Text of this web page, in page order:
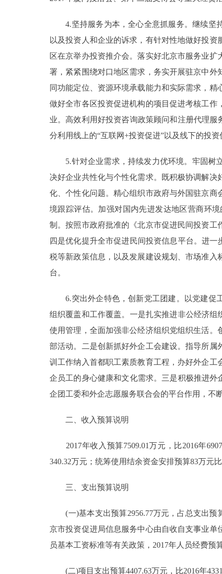
4.坚持服务为本，全心全意抓服务。继续坚持
以及投资人和企业的诉求，有针对性地做好投
区在京举办投资推介会。落实好北京市服务业
署，紧紧围绕对口地区需求，务实开展驻京中
同功能定位、资源环境承载能力和实际需求，
做好全市各区投资促进机构的项目促进考核工
业。高效利用好投资咨询政策顾问和注册代理
分利用线上的“互联网+投资促进”以及线下的投
5.针对企业需求，持续发力优环境。牢固树立
决好企业共性化与个性化需求。既积极协调解
化、个性化问题。精心组织市政府与外国驻京
境跟踪评估。加强对国内先进发达地区营商环
制。按照市政府批准的《北京市促进民间投资
四是优化提升全市促进民间投资信息平台。进
税等新政策信息，以及发展建设规划、市场准
台。
6.突出外企特色，创新党工团建。以党建促工
组织覆盖和工作覆盖。一是扎实推进非公经济
使用管理，全面加强非公经济组织党组织生活
部活动。二是创新抓好外企工会建设。指导所
训工作纳入首都职工素质教育工程，办好外企
企员工的身心健康和文化需求。三是积极推进
企团工委和外企志愿服务联合会的平台作用，不
二、收入预算说明
2017年收入预算7509.01万元，比2016年
340.32万元；统筹使用结余资金安排预算83万元
三、支出预算说明
(一)基本支出预算2956.77万元，占总支出预算
京市投资促进局信息服务中心由自收自支事业
员基本工资标准等有关政策，2017年人员经费预
(二)项目支出预算4407.63万元，比2016年